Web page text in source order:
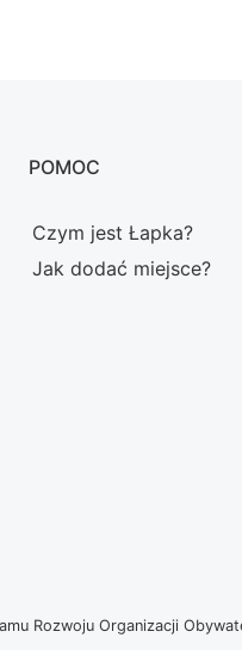
POMOC
Czym jest Łapka?
Jak dodać miejsce?
Rozwoju Organizacji